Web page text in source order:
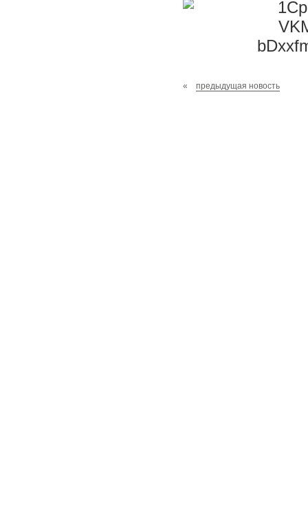
« предыдущая новость